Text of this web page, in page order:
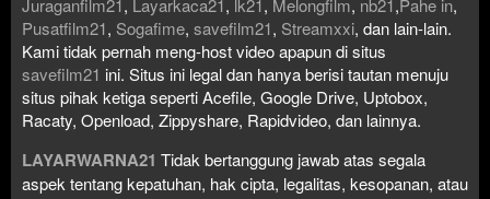
Pusatfilm21, Sogafime, savefilm21, Streamxxi, dan lain-lain.
Kami tidak pernah meng-host video apapun di situs
savefilm21 ini. Situs ini legal dan hanya berisi tautan menuju
situs pihak ketiga seperti Acefile, Google Drive, Uptobox,
Racaty, Openload, Zippyshare, Rapidvideo, dan lainnya.
LAYARWARNA21 Tidak bertanggung jawab atas segala
aspek tentang kepatuhan, hak cipta, legalitas, kesopanan, atau